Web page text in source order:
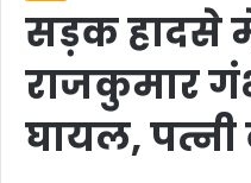
सड़क हादसे
राजकुमार
घायल, पत्नी